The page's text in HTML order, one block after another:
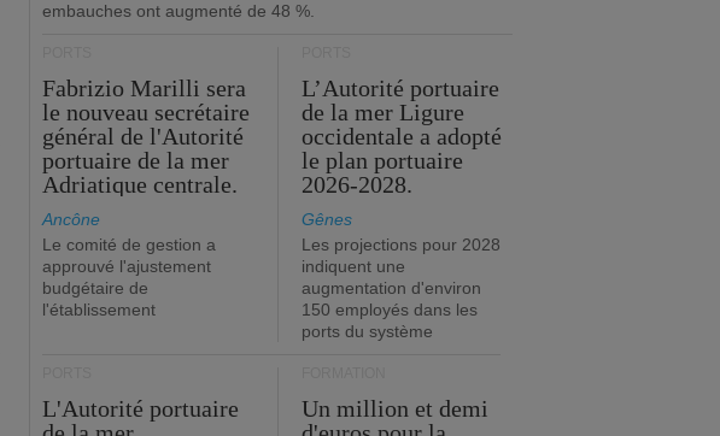
embauches ont augmenté de 48 %.
Fabrizio Marilli sera
le nouveau secrétaire
général de l'Autorité
portuaire de la mer
Adriatique centrale.
Ancône
Le comité de gestion a
approuvé l'ajustement
budgétaire de
l'établissement
L’Autorité portuaire
de la mer Ligure
occidentale a adopté
le plan portuaire
2026-2028.
Gênes
Les projections pour 2028
indiquent une
augmentation d'environ
150 employés dans les
ports du système
L'Autorité portuaire
Un million et demi